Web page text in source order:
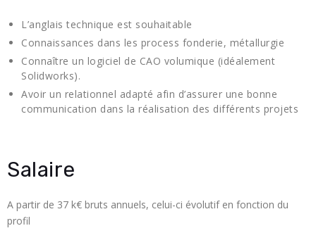
L’anglais technique est souhaitable
Connaissances dans les process fonderie, métallurgie
Connaître un logiciel de CAO volumique (idéalement
Solidworks).
Avoir un relationnel adapté afin d’assurer une bonne
communication dans la réalisation des différents projets
Salaire
A partir de 37 k€ bruts annuels, celui-ci évolutif en fonction du
profil